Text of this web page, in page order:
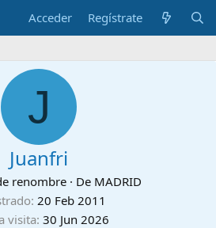
Acceder Regístrate
J
Juanfri
renombre · De MADRID
20 Feb 2011
visita 30 Jun 2026